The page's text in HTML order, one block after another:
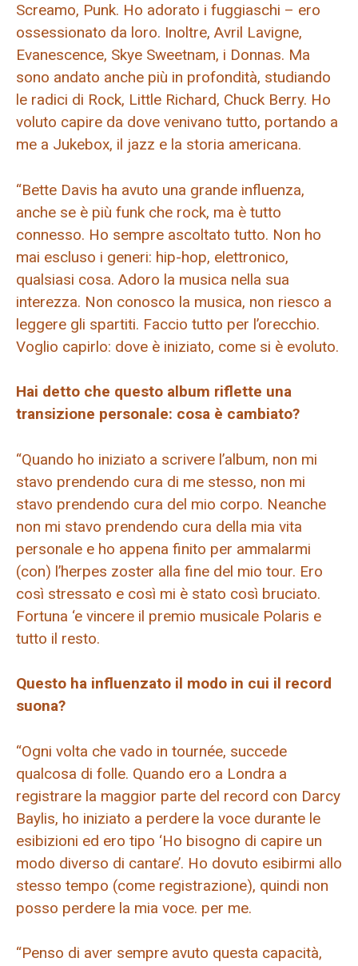
Screamo, Punk. Ho adorato i fuggiaschi – ero
ossessionato da loro. Inoltre, Avril Lavigne,
Evanescence, Skye Sweetnam, i Donnas. Ma
sono andato anche più in profondità, studiando
le radici di Rock, Little Richard, Chuck Berry. Ho
voluto capire da dove venivano tutto, portando a
me a Jukebox, il jazz e la storia americana.
“Bette Davis ha avuto una grande influenza,
anche se è più funk che rock, ma è tutto
connesso. Ho sempre ascoltato tutto. Non ho
mai escluso i generi: hip-hop, elettronico,
qualsiasi cosa. Adoro la musica nella sua
interezza. Non conosco la musica, non riesco a
leggere gli spartiti. Faccio tutto per l’orecchio.
Voglio capirlo: dove è iniziato, come si è evoluto.
Hai detto che questo album riflette una
transizione personale: cosa è cambiato?
“Quando ho iniziato a scrivere l’album, non mi
stavo prendendo cura di me stesso, non mi
stavo prendendo cura del mio corpo. Neanche
non mi stavo prendendo cura della mia vita
personale e ho appena finito per ammalarmi
(con) l’herpes zoster alla fine del mio tour. Ero
così stressato e così mi è stato così bruciato.
Fortuna ‘e vincere il premio musicale Polaris e
tutto il resto.
Questo ha influenzato il modo in cui il record
suona?
“Ogni volta che vado in tournée, succede
qualcosa di folle. Quando ero a Londra a
registrare la maggior parte del record con Darcy
Baylis, ho iniziato a perdere la voce durante le
esibizioni ed ero tipo ‘Ho bisogno di capire un
modo diverso di cantare’. Ho dovuto esibirmi allo
stesso tempo (come registrazione), quindi non
posso perdere la mia voce. per me.
“Penso di aver sempre avuto questa capacità,